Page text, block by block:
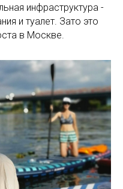
инфраструктура -
и туалет. Зато это
в Москве.